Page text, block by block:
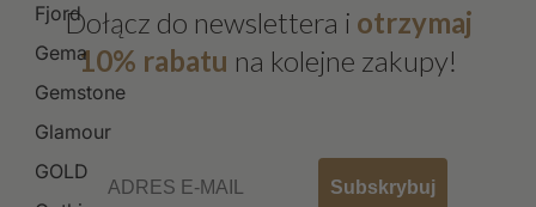
Fjord
Gema
Gemstone
Glamour
GOLD
Dołącz do newslettera i otrzymaj
10% rabatu na kolejne zakupy!
Subskrybuj